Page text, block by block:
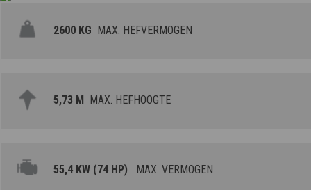
2600 KG MAX. HEFVERMOGEN
5,73 M MAX. HEFHOOGTE
55,4 KW (74 HP) MAX. VERMOGEN